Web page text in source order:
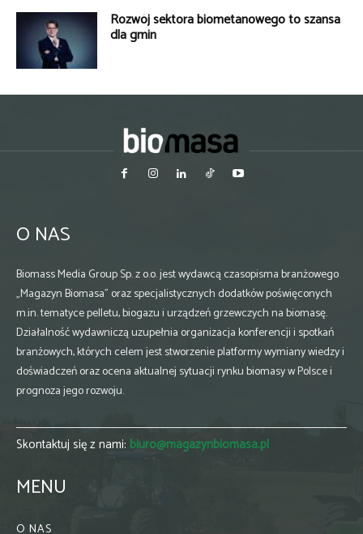
Rozwój sektora biometanowego to szansa
dla gmin
O NAS
Biomass Media Group Sp. z o.o. jest wydawcą czasopisma branżowego
„Magazyn Biomasa” oraz specjalistycznych dodatków poświęconych
m.in. tematyce pelletu, biogazu i urządzeń grzewczych na biomasę.
Działalność wydawniczą uzupełnia organizacja konferencji i spotkań
branżowych, których celem jest stworzenie platformy wymiany wiedzy i
doświadczeń oraz ocena aktualnej sytuacji rynku biomasy w Polsce i
prognoza jego rozwoju.
Skontaktuj się z nami: biuro@magazynbiomasa.pl
MENU
O NAS